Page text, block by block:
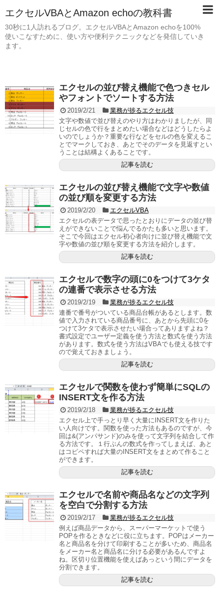
エクセルVBAとAmazon echoの教科書
30秒に1人訪れるブログ。エクセルVBAとAmazon echoを100%
使いこなすために、使い方や便利テクニックなどを発信していき
ます。
エクセルの並び替え機能で色つきセル
やフォントでソートする方法
2019/2/21
業務が捗るエクセル技
文字や数値で並び替えのやり方はわかりましたが、同
じセルの色で行をまとめたい場合などはどうしたらよ
いのでしょうか？重要な行などをセルの色を変えるこ
とでマークしておき、あとでそのデータを見返すとい
うことは結構よくあることです。
記事を読む
エクセルの並び替え機能で文字や数値
の並び順を変更する方法
2019/2/20
エクセルVBA
エクセルの表データで思ったとおりにデータの並び替
えができないことで悩んでるかたも多いと思います。
そこで今回はエクセル初心者向けに並び替え機能で文
字や数値の並び順を変更する方法を紹介します。
記事を読む
エクセルで数字の頭に0をつけて3ケタ
の連番で表示させる方法
2019/2/19
業務が捗るエクセル技
連番で番号がついている商品台帳があるとします。数
値で入力されている商品番号に、あとから先頭に0を
つけて3ケタで表示させたい場合ってありますよね？
書式設定でユーザー定義を使う方法と数式を使う方法
があります。数式を使う方法はVBAでも使える技です
ので覚えておきましょう。
記事を読む
エクセルで関数を使わず簡単にSQLの
INSERT文を作る方法
2019/2/18
業務が捗るエクセル技
エクセル上で手っとり早く大量にINSERT文を作りた
い人向けです。関数を使った方法もあるのですが、今
回は&(アンパサンド)のみを使って文字列を結合して作
る方法です。１行ぶんの数式を作ってしまえば、あと
はコピペすれば大量のINSERT文をまとめて作ること
ができます。
記事を読む
エクセルで名前や商品名などの文字列
を空白で分割する方法
2019/2/17
業務が捗るエクセル技
例えば商品データから、スーパーマーケットで使う
POPを作るときなどに役に立ちます。POPはメーカー
名と商品名を分けて印刷することが多いため、商品名
をメーカー名と商品名に分ける必要があるんですよ
ね。区切り位置機能を使えばあっという間にデータを
分割できます。
記事を読む